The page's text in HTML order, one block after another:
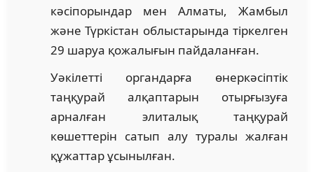
кәсіпорындар мен Алматы, Жамбыл
және Түркістан облыстарында тіркелген
29 шаруа қожалығын пайдаланған.
Уәкілетті органдарға өнеркәсіптік
таңқурай алқаптарын отырғызуға
арналған элиталық таңқурай
көшеттерін сатып алу туралы жалған
құжаттар ұсынылған.